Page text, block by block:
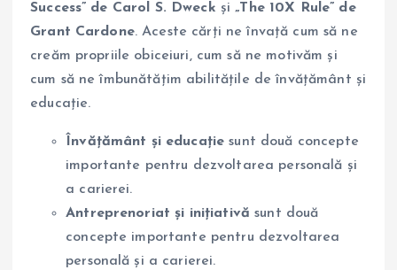
Success” de Carol S. Dweck și„The 10X Rule” de
Grant Cardone. Aceste cărți ne învață cum să ne
creăm propriile obiceiuri, cum să ne motivăm și
cum să ne îmbunătățim abilitățile de învățământ și
educație.
Învățământ și educație sunt două concepte
importante pentru dezvoltarea personală și
a carierei.
Antreprenoriat și inițiativă sunt două
concepte importante pentru dezvoltarea
personală și a carierei.